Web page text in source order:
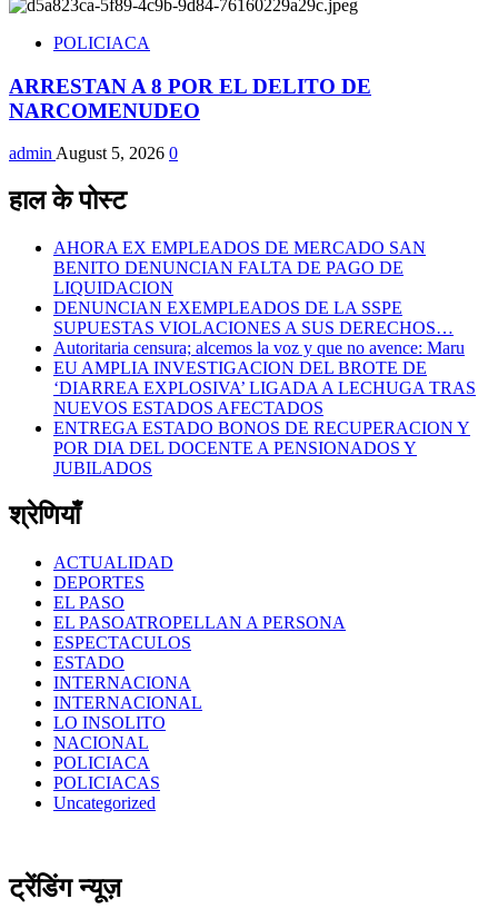
POLICIACA
ARRESTAN A 8 POR EL DELITO DE
NARCOMENUDEO
adminAugust 5, 2026 0
हाल के पोस्ट
AHORA EX EMPLEADOS DE MERCADO SAN
BENITO DENUNCIAN FALTA DE PAGO DE
LIQUIDACION
DENUNCIAN EXEMPLEADOS DE LA SSPE
SUPUESTAS VIOLACIONES A SUS DERECHOS…
Autoritaria censura; alcemos la voz y que no avence: Maru
EU AMPLIA INVESTIGACION DEL BROTE DE
‘DIARREA EXPLOSIVA’ LIGADA A LECHUGA TRAS
NUEVOS ESTADOS AFECTADOS
ENTREGA ESTADO BONOS DE RECUPERACION Y
POR DIA DEL DOCENTE A PENSIONADOS Y
JUBILADOS
श्रेणियाँ
ACTUALIDAD
DEPORTES
EL PASO
EL PASOATROPELLAN A PERSONA
ESPECTACULOS
ESTADO
INTERNACIONA
INTERNACIONAL
LO INSOLITO
NACIONAL
POLICIACA
POLICIACAS
Uncategorized
ट्रेंडिंग न्यूज़